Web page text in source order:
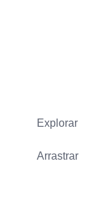
Explorar
Arrastrar